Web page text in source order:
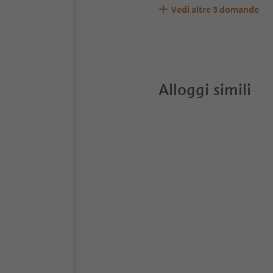
Dallacorte Elfriede
Quali servizi/attività
Gli ospiti di Dallacorte
Vedi altre 3 domande
Alloggi simili